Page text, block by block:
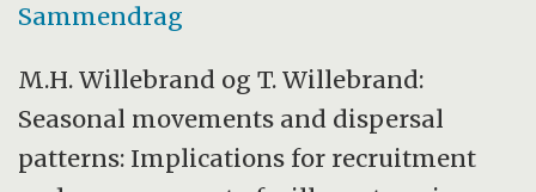
Sammendrag
M.H. Willebrand og T. Willebrand:
Seasonal movements and dispersal
patterns: Implications for recruitment